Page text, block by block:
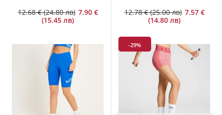
12.68 € (24.80 лв) 7.90 €
(15.45 лв)
12.78 € (25.00 лв) 7.57 €
(14.80 лв)
-29%